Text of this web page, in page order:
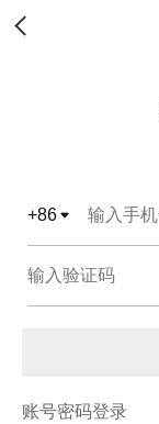
+86
账号密码登录